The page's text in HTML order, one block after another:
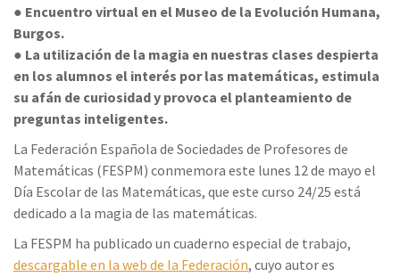
● Encuentro virtual en el Museo de la Evolución Humana,
Burgos.
● La utilización de la magia en nuestras clases despierta
en los alumnos el interés por las matemáticas, estimula
su afán de curiosidad y provoca el planteamiento de
preguntas inteligentes.
La Federación Española de Sociedades de Profesores de
Matemáticas (FESPM) conmemora este lunes 12 de mayo el
Día Escolar de las Matemáticas, que este curso 24/25 está
dedicado a la magia de las matemáticas.
La FESPM ha publicado un cuaderno especial de trabajo,
descargable en la web de la Federación, cuyo autor es